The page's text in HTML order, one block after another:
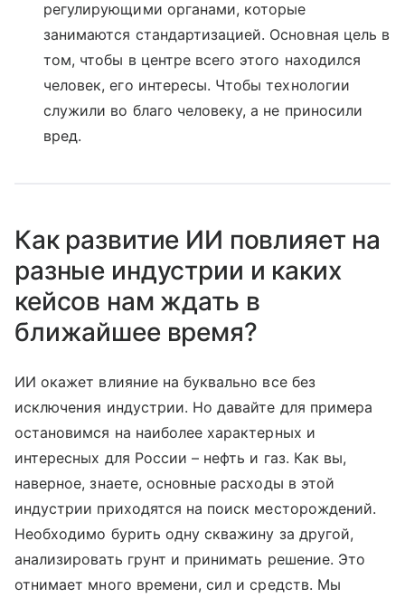
регулирующими органами, которые
занимаются стандартизацией. Основная цель в
том, чтобы в центре всего этого находился
человек, его интересы. Чтобы технологии
служили во благо человеку, а не приносили
вред.
Как развитие ИИ повлияет на
разные индустрии и каких
кейсов нам ждать в
ближайшее время?
ИИ окажет влияние на буквально все без
исключения индустрии. Но давайте для примера
остановимся на наиболее характерных и
интересных для России – нефть и газ. Как вы,
наверное, знаете, основные расходы в этой
индустрии приходятся на поиск месторождений.
Необходимо бурить одну скважину за другой,
анализировать грунт и принимать решение. Это
отнимает много времени, сил и средств. Мы